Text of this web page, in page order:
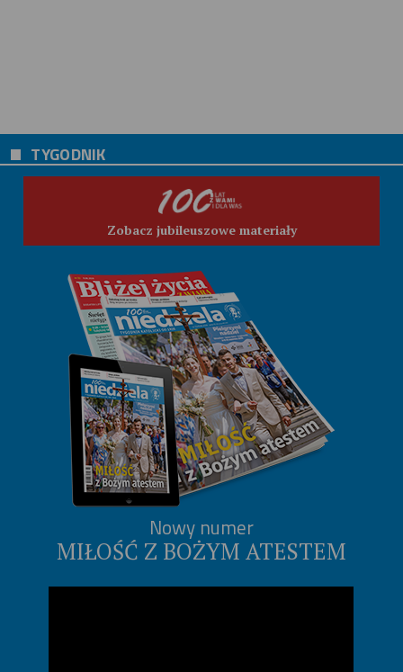
TYGODNIK
Zobacz jubileuszowe materiały
Nowy numer
MIŁOŚĆ Z BOŻYM ATESTEM